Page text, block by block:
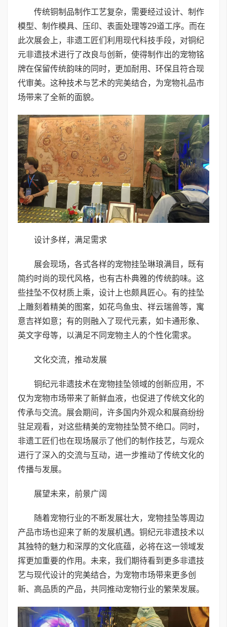
传统铜制品制作工艺复杂，需要经过设计、制作
模型、制作模具、压印、表面处理等29道工序。而在
此次展会上，非遗工匠们利用现代科技手段，对铜纪
元非遗技术进行了改良与创新，使得制作出的宠物铭
牌在保留传统韵味的同时，更加耐用、环保且符合现
代审美。这种技术与艺术的完美结合，为宠物礼品市
场带来了全新的面貌。
设计多样，满足需求
展会现场，各式各样的宠物挂坠琳琅满目，既有
简约时尚的现代风格，也有古朴典雅的传统韵味。这
些挂坠不仅材质上乘，设计上也颇具匠心。有的挂坠
上雕刻着精美的图案，如花鸟鱼虫、祥云瑞兽等，寓
意吉祥如意；有的则融入了现代元素，如卡通形象、
英文字母等，以满足不同宠物主人的个性化需求。
文化交流，推动发展
铜纪元非遗技术在宠物挂坠领域的创新应用，不
仅为宠物市场带来了新鲜血液，也促进了传统文化的
传承与交流。展会期间，许多国内外观众和展商纷纷
驻足观看，对这些精美的宠物挂坠赞不绝口。同时，
非遗工匠们也在现场展示了他们的制作技艺，与观众
进行了深入的交流与互动，进一步推动了传统文化的
传播与发展。
展望未来，前景广阔
随着宠物行业的不断发展壮大，宠物挂坠等周边
产品市场也迎来了新的发展机遇。铜纪元非遗技术以
其独特的魅力和深厚的文化底蕴，必将在这一领域发
挥更加重要的作用。未来，我们期待看到更多非遗技
艺与现代设计的完美结合，为宠物市场带来更多创
新、高品质的产品，共同推动宠物行业的繁荣发展。